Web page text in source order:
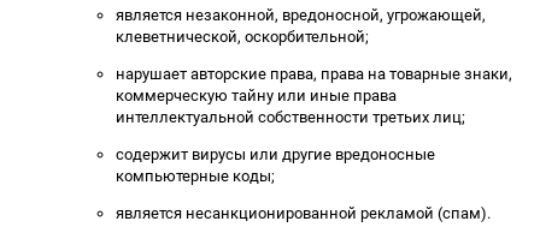
является незаконной, вредоносной, угрожающей,
клеветнической, оскорбительной;
нарушает авторские права, права на товарные знаки,
коммерческую тайну или иные права
интеллектуальной собственности третьих лиц;
содержит вирусы или другие вредоносные
компьютерные коды;
является несанкционированной рекламой (спам).